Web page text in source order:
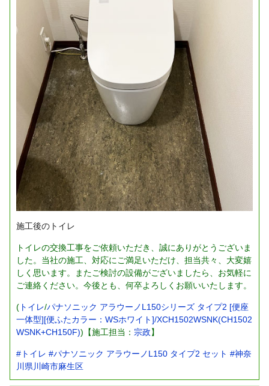
施工後のトイレ
トイレの交換工事をご依頼いただき、誠にありがとうございま
した。当社の施工、対応にご満足いただけ、担当共々、大変嬉
しく思います。またご検討の設備がございましたら、お気軽に
ご連絡ください。今後とも、何卒よろしくお願いいたします。
( トイレ/パナソニック アラウーノL150シリーズ タイプ2 [便座
一体型][便ふたカラー：WSホワイト]/XCH1502WSNK(CH1502
WSNK+CH150F))【施工担当： 宗政】
#トイレ #パナソニック アラウーノL150 タイプ2 セット #神奈
川県川崎市麻生区